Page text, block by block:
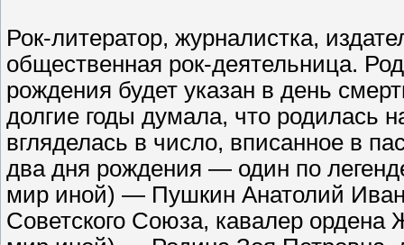
Рок-литератор, журналистка,
общественная рок-деятельница.
рождения будет указан в день
долгие годы думала, что родилась
вгляделась в число, вписанное в
два дня рождения — один по
мир иной) — Пушкин Анатолий
Советского Союза, кавалер